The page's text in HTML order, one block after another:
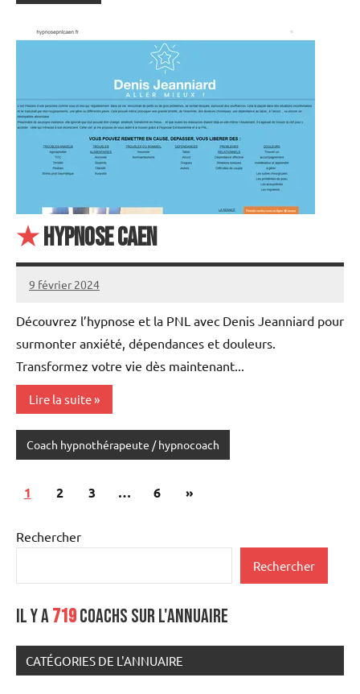
★Hypnose Caen
9 février 2024
annuairecoaching
Découvrez l’hypnose et la PNL avec Denis Jeanniard pour
surmonter anxiété, dépendances et douleurs.
Transformez votre vie dès maintenant...
Lire la suite
Coach hypnothérapeute / hypnocoach
Pagination
publications
1 2 3 … 6
Articles
»
Rechercher
Rechercher
Il y a719coachs sur l'annuaire
CATÉGORIES DE L'ANNUAIRE